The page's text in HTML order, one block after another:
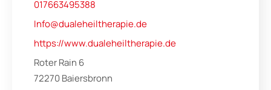
017663495388
Info@dualeheiltherapie.de
https://www.dualeheiltherapie.de
Roter Rain 6
72270 Baiersbronn